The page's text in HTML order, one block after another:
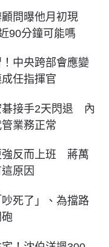
問曝他月初現
90分鐘可能嗎
中央跨部會應變
任指揮官
碁接手2天閃退 內
業務正常
強反而上班 蔣萬
原因
死了」、為擋路